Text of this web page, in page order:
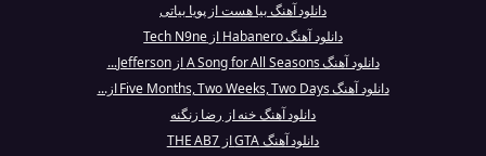
دانلود آهنگ بیا هست از پویا بیاتی
دانلود آهنگ Habanero از Tech N9ne
دانلود آهنگ A Song for All Seasons از Jefferson...
دانلود آهنگ Five Months, Two Weeks, Two Days از...
دانلود آهنگ خنه از رضا زنگنه
دانلود آهنگ GTA از THE AB7